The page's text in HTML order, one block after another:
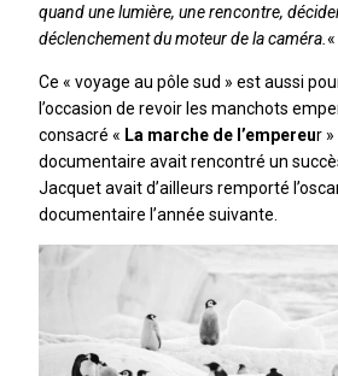
quand une lumière, une rencontre,
déclenchement du moteur de la caméra. «
Ce « voyage au pôle sud » est aussi
l’occasion de revoir les manchots
consacré « La marche de l’empereur »
documentaire avait rencontré un
Jacquet avait d’ailleurs remporté
documentaire l’année suivante.